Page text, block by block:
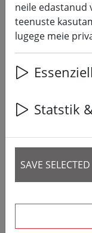
Kaemingk
koos
väljas 18 m
20% DISCOUNT
neile edastanud
teenuste
lugege meie
Essenziell
Statstik
SAVE SELECTED